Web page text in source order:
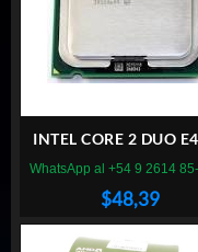
INTEL CORE 2 DUO
SOCKET LGA 775
$48,39
WhatsApp al +54 9 2614